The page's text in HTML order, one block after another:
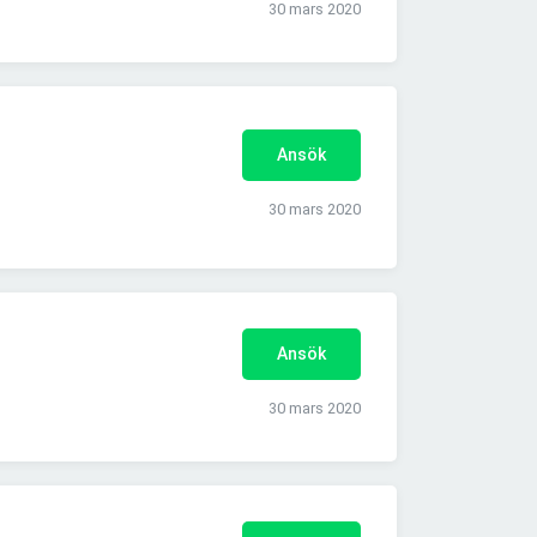
30 mars 2020
Ansök
30 mars 2020
Ansök
30 mars 2020